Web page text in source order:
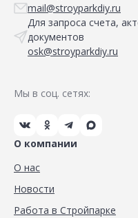
mail@stroyparkdiy.ru
Для запроса счета,
документов
osk@stroyparkdiy.ru
Мы в соц. сетях:
О компании
О нас
Новости
Работа в Стройпарке